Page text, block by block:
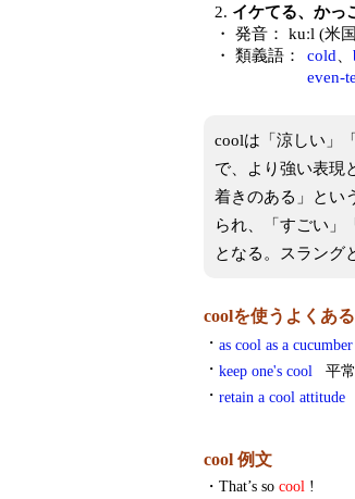
2. イケてる、かっ
・ 発音：
kuːl (米
・ 類義語：
cold
even-
coolは「涼しい」
で、より強い表現
着きのある」とい
られ、「すごい」
となる。スラング
coolを使うよくあ
・ as cool as a cucumber
・ keep one's cool
平
・ retain a cool attitude
cool 例文
・ That’s so cool !